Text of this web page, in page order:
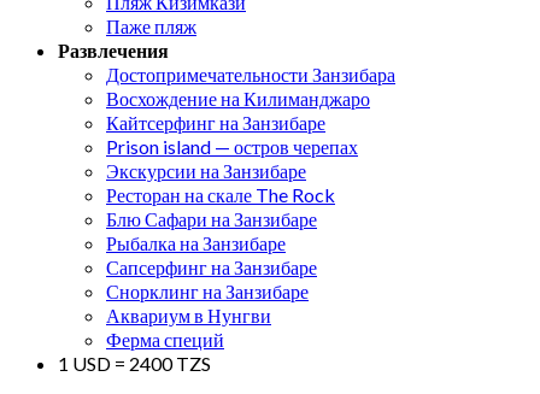
Паже пляж
Развлечения
Достопримечательности Занзибара
Восхождение на Килиманджаро
Кайтсерфинг на Занзибаре
Prison island — остров черепах
Экскурсии на Занзибаре
Ресторан на скале The Rock
Блю Сафари на Занзибаре
Рыбалка на Занзибаре
Сапсерфинг на Занзибаре
Снорклинг на Занзибаре
Аквариум в Нунгви
Ферма специй
1 USD = 2400 TZS